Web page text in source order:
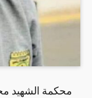
محكمة الشهيد